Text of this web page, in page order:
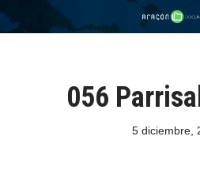
056
5 diciembre,